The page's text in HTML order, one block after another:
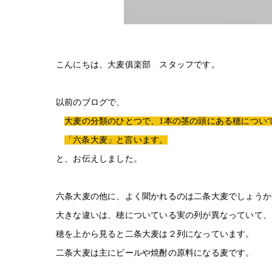
こんにちは、大麦俱楽部 スタッフです。
以前のブログで、
大麦の分類のひとつで、1本の茎の頭にある穂につい
「六条大麦」と言います。
と、お伝えしました。
六条大麦の他に、よく聞かれるのは二条大麦でしょうか
大きな違いは、穂についている実の列が異なっていて、
穂を上から見ると二条大麦は２列になっています。
二条大麦は主にビールや焼酎の原料になる麦です。